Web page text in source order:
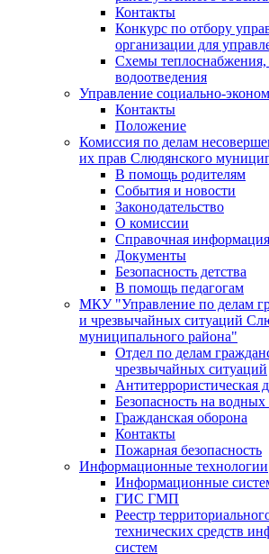
Контакты
Конкурс по отбору
организации для
Схемы
водоотведения
Управление социально-
Контакты
Положение
Комиссия по делам
их прав Слюдянского
В помощь родителям
События и новости
Законодательство
О комиссии
Справочная информация
Документы
Безопасность детства
В помощь педагогам
МКУ "Управление по делам
и чрезвычайных ситуаций
муниципального района"
Отдел по делам
чрезвычайных ситуаций
Антитеррористическая
Безопасность на водных
Гражданская оборона
Контакты
Пожарная безопасность
Информационные технологии
Информационные
ГИС ГМП
Реестр
технических средств
систем